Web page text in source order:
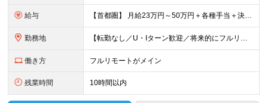
給与 【首都圏】 月給23万円～50万円＋各種手当＋決算賞与 【大阪】 月給22万円～50万円＋各種手当＋決算賞与 【愛知】 月給21.5万円～50万円＋各種手当＋決算賞与 【福岡・宮城】 月給20万
勤務地 【転勤なし／U・Iターン歓迎／将来的にフルリモートOK】 本社（新宿区）、大阪支店、名古屋支店または東京都・神奈川県・千葉県・埼玉県・愛知県・大阪府・福岡県をはじめ、全国のプロジェクト先 ※ご希望を
働き方 フルリモートがメイン
残業時間 10時間以内